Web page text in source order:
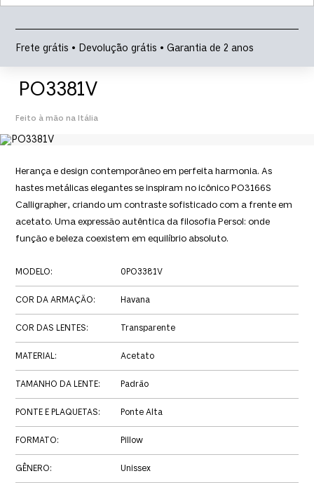
Frete grátis • Devolução grátis • Garantia de 2 anos
PO3381V
Feito à mão na Itália
Herança e design contemporâneo em perfeita harmonia. As
hastes metálicas elegantes se inspiram no icônico PO3166S
Calligrapher, criando um contraste sofisticado com a frente em
acetato. Uma expressão autêntica da filosofia Persol: onde
função e beleza coexistem em equilíbrio absoluto.
MODELO: 0PO3381V
COR DA ARMAÇÃO: Havana
COR DAS LENTES: Transparente
MATERIAL: Acetato
TAMANHO DA LENTE: Padrão
PONTE E PLAQUETAS: Ponte Alta
FORMATO: Pillow
GÊNERO: Unissex